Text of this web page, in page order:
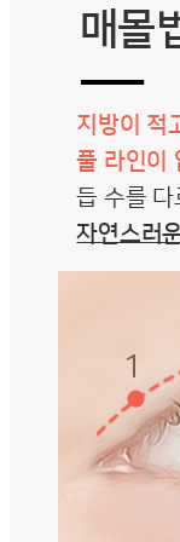
매몰
―
지방이 적
풀 라인이
듭 수를 다
자연스러